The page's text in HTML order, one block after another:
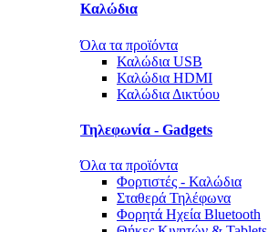
Καλώδια
Όλα τα προϊόντα
Καλώδια USB
Καλώδια HDMI
Καλώδια Δικτύου
Τηλεφωνία - Gadgets
Όλα τα προϊόντα
Φορτιστές - Καλώδια
Σταθερά Τηλέφωνα
Φορητά Ηχεία Bluetooth